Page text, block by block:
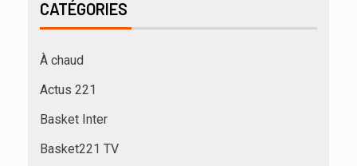
CATÉGORIES
À chaud
Actus 221
Basket Inter
Basket221 TV